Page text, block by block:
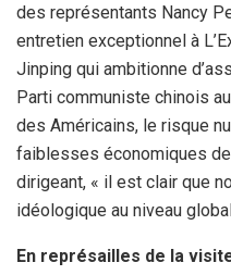
des représentants Nancy
entretien exceptionnel à
Jinping qui ambitionne
Parti communiste chinois
des Américains, le risque
faiblesses économiques de
dirigeant, « il est clair que
idéologique au niveau
En représailles de la